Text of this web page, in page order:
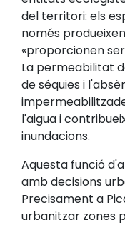
del territori: els
només
«proporcionen
La permeabilitat
de séquies i
l'aigua i
inundacions.
Aquesta funció
amb decisions
Precisament a
urbanitzar zones